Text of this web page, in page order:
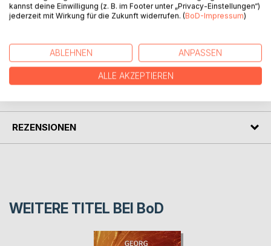
Sie sich und Ihre Lieben. Überzeugen Sie sich, wie gesund
und bekömmlich das ist. Probieren Sie beispielsweise:
AUTOR/IN
REZENSIONEN
WEITERE TITEL BEI BoD
kannst deine Einwilligung (z. B. im Footer unter „Privacy-Einstellungen“)
jederzeit mit Wirkung für die Zukunft widerrufen. (BoD-Impressum)
ABLEHNEN ANPASSEN
ALLE AKZEPTIEREN